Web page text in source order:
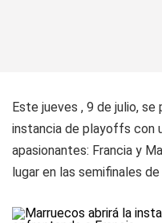
Este jueves , 9 de julio, se
instancia de playoffs con
apasionantes: Francia y
lugar en las semifinales